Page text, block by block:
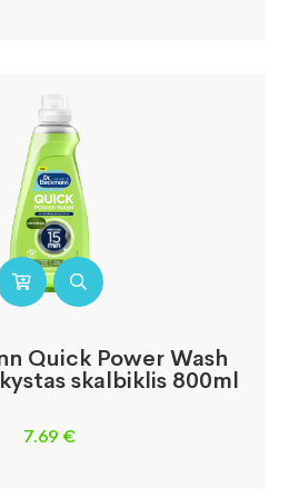
Quick Power Wash
skalbiklis 800ml
7.69 €